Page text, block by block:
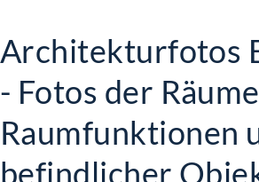
Architekturfotos
- Fotos der
Raumfunktionen
befindlicher